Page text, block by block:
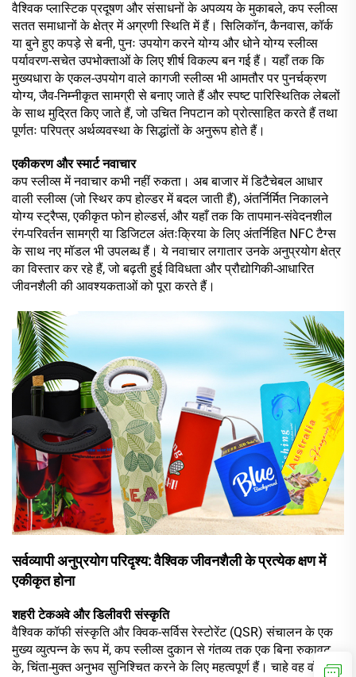
वैश्विक प्लास्टिक प्रदूषण और संसाधनों के अपव्यय के मुकाबले, कप स्लीव्स
सतत समाधानों के क्षेत्र में अग्रणी स्थिति में हैं। सिलिकॉन, कैनवास, कॉर्क
या बुने हुए कपड़े से बनी, पुनः उपयोग करने योग्य और धोने योग्य स्लीव्स
पर्यावरण-सचेत उपभोक्ताओं के लिए शीर्ष विकल्प बन गई हैं। यहाँ तक कि
मुख्यधारा के एकल-उपयोग वाले कागजी स्लीव्स भी आमतौर पर पुनर्चक्रण
योग्य, जैव-निम्नीकृत सामग्री से बनाए जाते हैं और स्पष्ट पारिस्थितिक लेबलों
के साथ मुद्रित किए जाते हैं, जो उचित निपटान को प्रोत्साहित करते हैं तथा
पूर्णतः परिपत्र अर्थव्यवस्था के सिद्धांतों के अनुरूप होते हैं।
एकीकरण और स्मार्ट नवाचार
कप स्लीव्स में नवाचार कभी नहीं रुकता। अब बाजार में डिटैचेबल आधार
वाली स्लीव्स (जो स्थिर कप होल्डर में बदल जाती हैं), अंतर्निर्मित निकालने
योग्य स्ट्रैप्स, एकीकृत फोन होल्डर्स, और यहाँ तक कि तापमान-संवेदनशील
रंग-परिवर्तन सामग्री या डिजिटल अंतःक्रिया के लिए अंतर्निहित NFC टैग्स
के साथ नए मॉडल भी उपलब्ध हैं। ये नवाचार लगातार उनके अनुप्रयोग क्षेत्र
का विस्तार कर रहे हैं, जो बढ़ती हुई विविधता और प्रौद्योगिकी-आधारित
जीवनशैली की आवश्यकताओं को पूरा करते हैं।
सर्वव्यापी अनुप्रयोग परिदृश्य: वैश्विक जीवनशैली के प्रत्येक क्षण में
एकीकृत होना
शहरी टेकअवे और डिलीवरी संस्कृति
वैश्विक कॉफी संस्कृति और क्विक-सर्विस रेस्टोरेंट (QSR) संचालन के एक
मुख्य व्युत्पन्न के रूप में, कप स्लीव्स दुकान से गंतव्य तक एक बिना रुकावट
के, चिंता-मुक्त अनुभव सुनिश्चित करने के लिए महत्वपूर्ण हैं। चाहे वह वॉल